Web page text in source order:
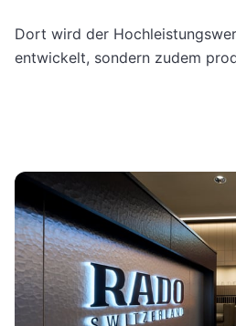
Dort wird der
entwickelt, sondern zudem